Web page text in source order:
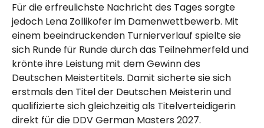
Für die erfreulichste Nachricht des Tages sorgte
jedoch Lena Zollikofer im Damenwettbewerb. Mit
einem beeindruckenden Turnierverlauf spielte sie
sich Runde für Runde durch das Teilnehmerfeld und
krönte ihre Leistung mit dem Gewinn des
Deutschen Meistertitels. Damit sicherte sie sich
erstmals den Titel der Deutschen Meisterin und
qualifizierte sich gleichzeitig als Titelverteidigerin
direkt für die DDV German Masters 2027.